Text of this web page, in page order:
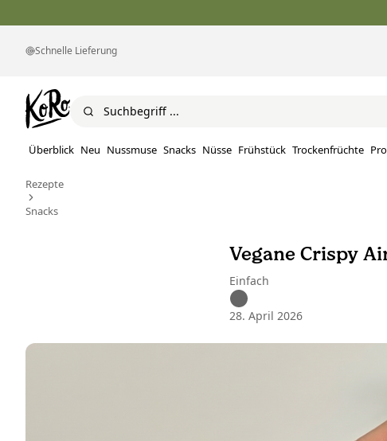
Schnelle Lieferung
Überblick Neu Nussmuse Snacks Nüsse Frühstück Trockenfrüchte
Rezepte
Snacks
Vegane Crispy
Einfach
28. April 2026